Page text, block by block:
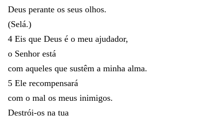
Deus perante os seus olhos.
(Selá.)
4 Eis que Deus é o meu ajudador,
o Senhor está
com aqueles que sustêm a minha alma.
5 Ele recompensará
com o mal os meus inimigos.
Destrói-os na tua